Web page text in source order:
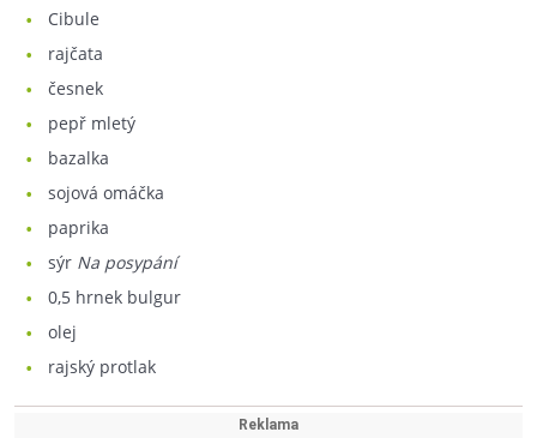
cibule
rajčata
česnek
pepř mletý
bazalka
sojová omáčka
paprika
sýr Na posypání
0,5 hrnek bulgur
olej
rajský protlak